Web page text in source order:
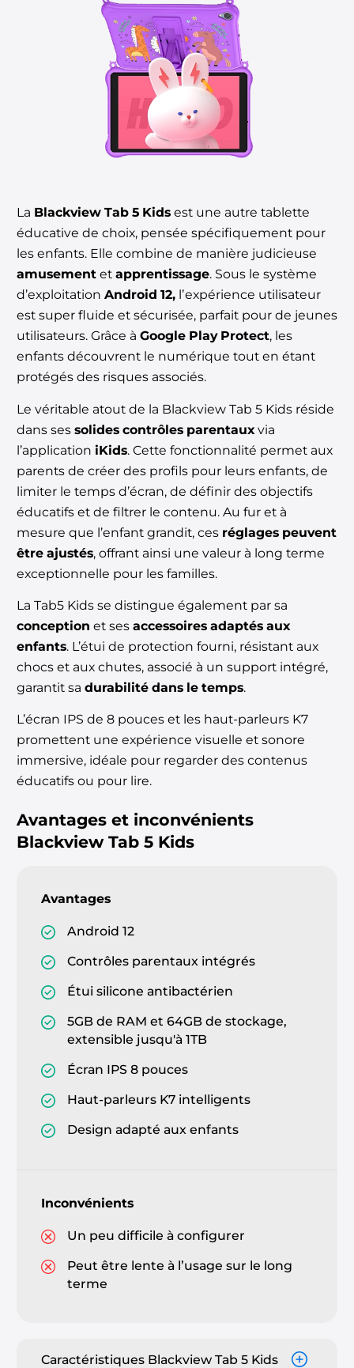
La Blackview Tab 5 Kids est une autre tablette
éducative de choix, pensée spécifiquement pour
les enfants. Elle combine de manière judicieuse
amusement et apprentissage. Sous le système
d’exploitation Android 12, lʼexpérience utilisateur
est super fluide et sécurisée, parfait pour de jeunes
utilisateurs. Grâce à Google Play Protect, les
enfants découvrent le numérique tout en étant
protégés des risques associés.
Le véritable atout de la Blackview Tab 5 Kids réside
dans ses solides contrôles parentaux via
l’application iKids. Cette fonctionnalité permet aux
parents de créer des profils pour leurs enfants, de
limiter le temps d’écran, de définir des objectifs
éducatifs et de filtrer le contenu. Au fur et à
mesure que l’enfant grandit, ces réglages peuvent
être ajustés, offrant ainsi une valeur à long terme
exceptionnelle pour les familles.
La Tab5 Kids se distingue également par sa
conception et ses accessoires adaptés aux
enfants. L’étui de protection fourni, résistant aux
chocs et aux chutes, associé à un support intégré,
garantit sa durabilité dans le temps.
L’écran IPS de 8 pouces et les haut-parleurs K7
promettent une expérience visuelle et sonore
immersive, idéale pour regarder des contenus
éducatifs ou pour lire.
Avantages et inconvénients
Blackview Tab 5 Kids
Avantages
Android 12
Contrôles parentaux intégrés
Étui silicone antibactérien
5GB de RAM et 64GB de stockage,
extensible jusqu'à 1TB
Écran IPS 8 pouces
Haut-parleurs K7 intelligents
Design adapté aux enfants
Inconvénients
Un peu difficile à configurer
Peut être lente à lʼusage sur le long
terme
Caractéristiques Blackview Tab 5 Kids